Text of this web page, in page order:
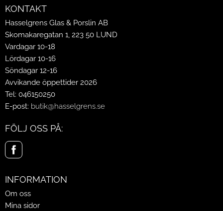
KONTAKT
Hasselgrens Glas & Porslin AB
Skomakaregatan 1, 223 50 LUND
Vardagar 10-18
Lördagar 10-16
Söndagar 12-16
Avvikande öppettider 2026
Tel: 046150250
E-post: butik@hasselgrens.se
FÖLJ OSS PÅ:
INFORMATION
Om oss
Mina sidor